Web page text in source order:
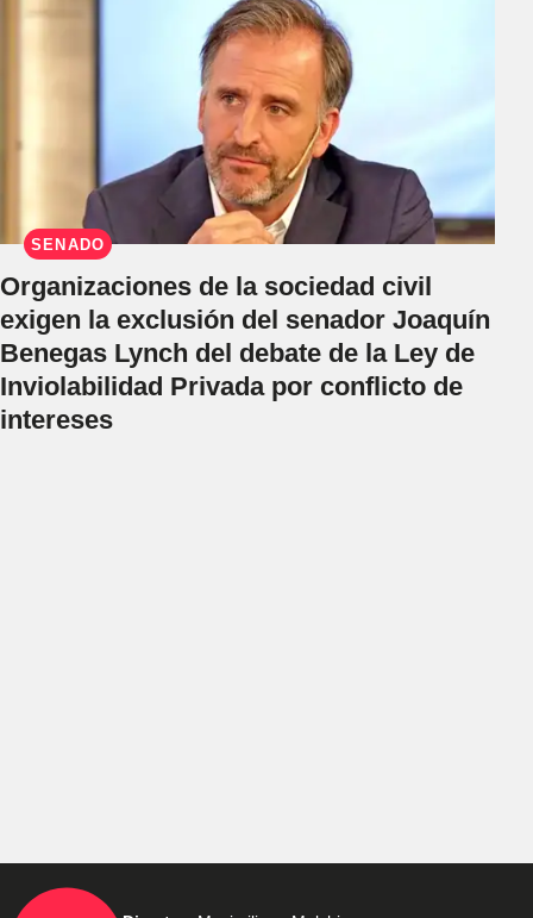
SENADO
Organizaciones de la sociedad civil
exigen la exclusión del senador Joaquín
Benegas Lynch del debate de la Ley de
Inviolabilidad Privada por conflicto de
intereses